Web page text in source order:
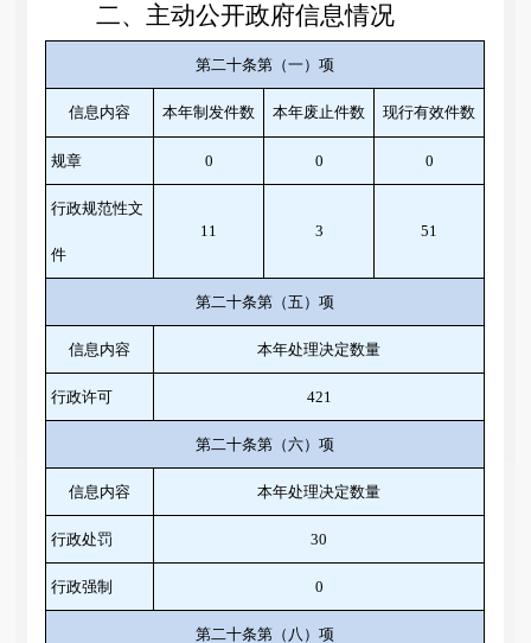
二、主动公开政府信息情况
第二十条第（一）项
信息内容 本年制发件数 本年废止件数 现行有效件数
规章 0 0 0
行政规范性文
件
11 3 51
第二十条第（五）项
信息内容 本年处理决定数量
行政许可 421
第二十条第（六）项
信息内容 本年处理决定数量
行政处罚 30
行政强制 0
第二十条第（八）项